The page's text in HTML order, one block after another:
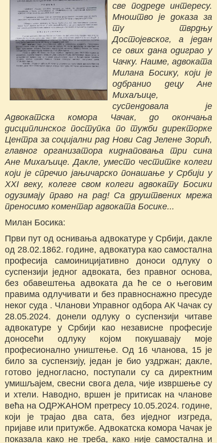
све подреде интересу.
Мноштво је доказа за
ту тврдњу
Достојевског, а један
се ових дана одиграо у
Чачку. Наиме, адвоката
Милана Босику, који је
одбранио децу Ане
Михаљице,
суспендовала је
Адвокатска комора Чачак, до окончања
дисциплинског поступка по тужби директорке
Центра за социјални рад Нови Сад Јелене Зорић,
главног организатора киднаповања три сина
Ане Михаљице. Дакле, уместо честитке колеги
који је спречио јањичарско понашање у Србији у
XXI веку, колеге свом колеги адвокату Босики
одузимају право на рад! Са друштвених мрежа
преносимо коментар адвоката Босике...
Милан Босика:
Први пут од оснивања адвокатуре у Србији, дакле
од 28.02.1862. године, адвокатура као самостална
професија самоиницијативно доноси одлуку о
суспензији једног адвоката, без правног основа,
без обавештења адвоката да ће се о његовим
правима одлучивати и без правноснажно пресуде
неког суда . Чланови Управног одбора АК Чачак су
28.05.2024. донели одлуку о суспензији читаве
адвокатуре у Србији као независне професије
доносећи одлуку којом покушавају моје
професионално уништење. Од 16 чланова, 15 је
било за суспензију, један је био уздржан; дакле,
готово једногласно, поступали су са директним
умишљајем, свесни свога дела, чије извршење су
и хтели. Наводно, вршен је притисак на чланове
већа на ОДРЖАНОМ претресу 10.05.2024. године,
који је трајао два сата, без иједног изгреда,
пријаве или притужбе. Адвокатска комора Чачак је
показала како не треба, како није самостална и